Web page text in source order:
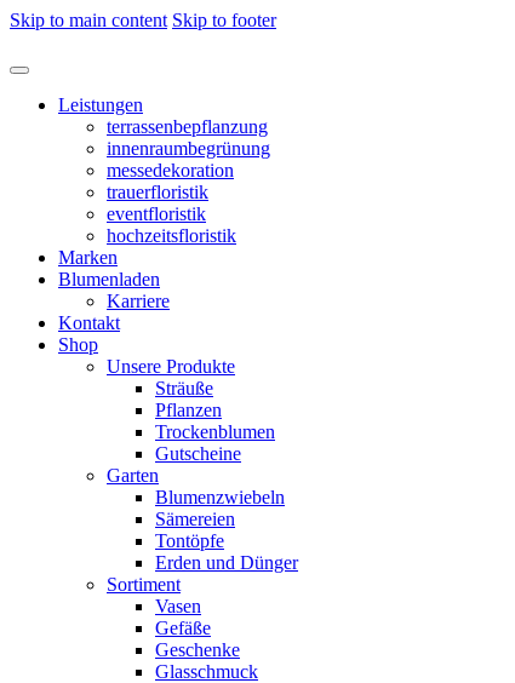
Skip to main content Skip to footer
Leistungen
terrassenbepflanzung
innenraumbegrünung
messedekoration
trauerfloristik
eventfloristik
hochzeitsfloristik
Marken
Blumenladen
Karriere
Kontakt
Shop
Unsere Produkte
Sträuße
Pflanzen
Trockenblumen
Gutscheine
Garten
Blumenzwiebeln
Sämereien
Tontöpfe
Erden und Dünger
Sortiment
Vasen
Gefäße
Geschenke
Glasschmuck